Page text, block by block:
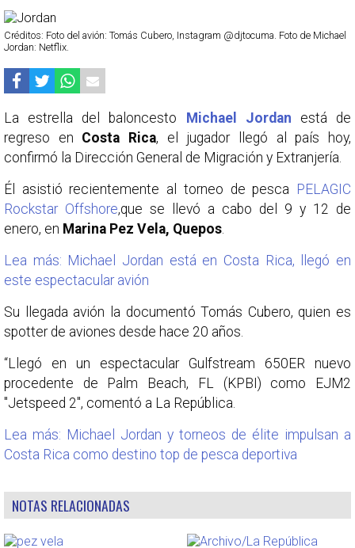
Créditos: Foto del avión: Tomás Cubero, Instagram @djtocuma. Foto de Michael
Jordan: Netflix.
La estrella del baloncesto Michael Jordan está de
regreso en Costa Rica, el jugador llegó al país hoy,
confirmó la Dirección General de Migración y Extranjería.
Él asistió recientemente al torneo de pesca
PELAGIC
Rockstar Offshore,que se llevó a cabo del 9 y 12 de
enero, en Marina Pez Vela, Quepos.
Lea más: Michael Jordan está en Costa Rica, llegó en
este espectacular avión
Su llegada avión la documentó Tomás Cubero, quien es
spotter de aviones desde hace 20 años.
“Llegó en un espectacular Gulfstream 650ER nuevo
procedente de Palm Beach, FL (KPBI) como EJM2
"Jetspeed 2", comentó a La República.
Lea más: Michael Jordan y torneos de élite impulsan a
Costa Rica como destino top de pesca deportiva
NOTAS RELACIONADAS